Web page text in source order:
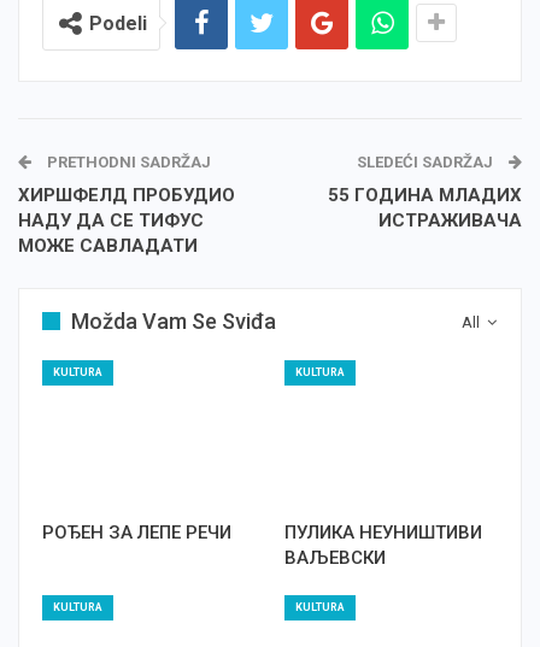
Podeli
PRETHODNI SADRŽAJ
ХИРШФЕЛД ПРОБУДИО
НАДУ ДА СЕ ТИФУС
МОЖЕ САВЛАДАТИ
SLEDEĆI SADRŽAJ
55 ГОДИНА МЛАДИХ
ИСТРАЖИВАЧА
All
Možda Vam Se Sviđa
KULTURA
РОЂЕН ЗА ЛЕПЕ РЕЧИ
KULTURA
ПУЛИКА НЕУНИШТИВИ
ВАЉЕВСКИ
KULTURA KULTURA